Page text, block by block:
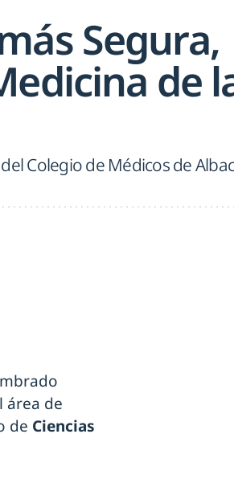
Segura,
de
Colegio de Médicos de
área de
de Ciencias